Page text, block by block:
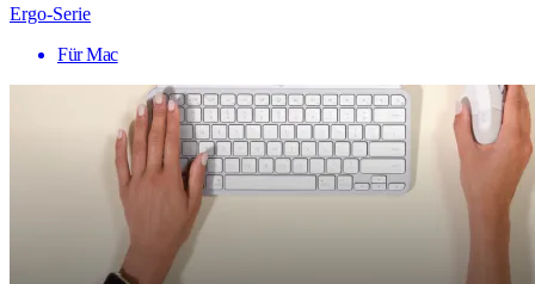
Ergo-Serie
Für Mac